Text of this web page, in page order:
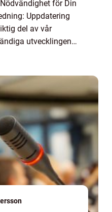
för Din
Uppdatering
del av vår
utvecklingen